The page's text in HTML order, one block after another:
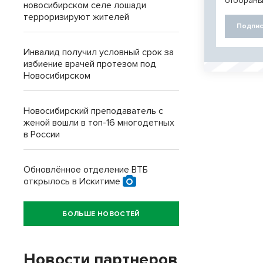
новосибирском селе лошади
терроризируют жителей
Инвалид получил условный срок за
избиение врачей протезом под
Новосибирском
Новосибирский преподаватель с
женой вошли в топ-16 многодетных
в России
Обновлённое отделение ВТБ
открылось в Искитиме
БОЛЬШЕ НОВОСТЕЙ